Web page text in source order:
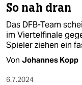
So nah dran
Das DFB-Team
im Viertelfinale
Spieler ziehen ein
Von Johannes Kopp
6.7.2024